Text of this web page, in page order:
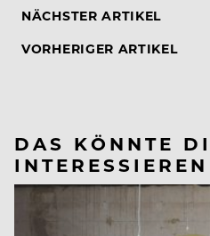
NÄCHSTER ARTIKEL
VORHERIGER ARTIKEL
DAS KÖNNTE
INTERESSIEREN